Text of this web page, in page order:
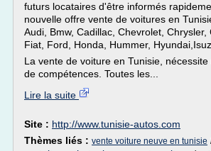
futurs locataires d'être informés
nouvelle offre vente de voitures en
Audi, Bmw, Cadillac, Chevrolet, Chrysler,
Fiat, Ford, Honda, Hummer,
La vente de voiture en Tunisie,
de compétences. Toutes les...
Lire la suite
Site : http://www.tunisie-autos.com
Thèmes liés : vente voiture neuve en tunisie